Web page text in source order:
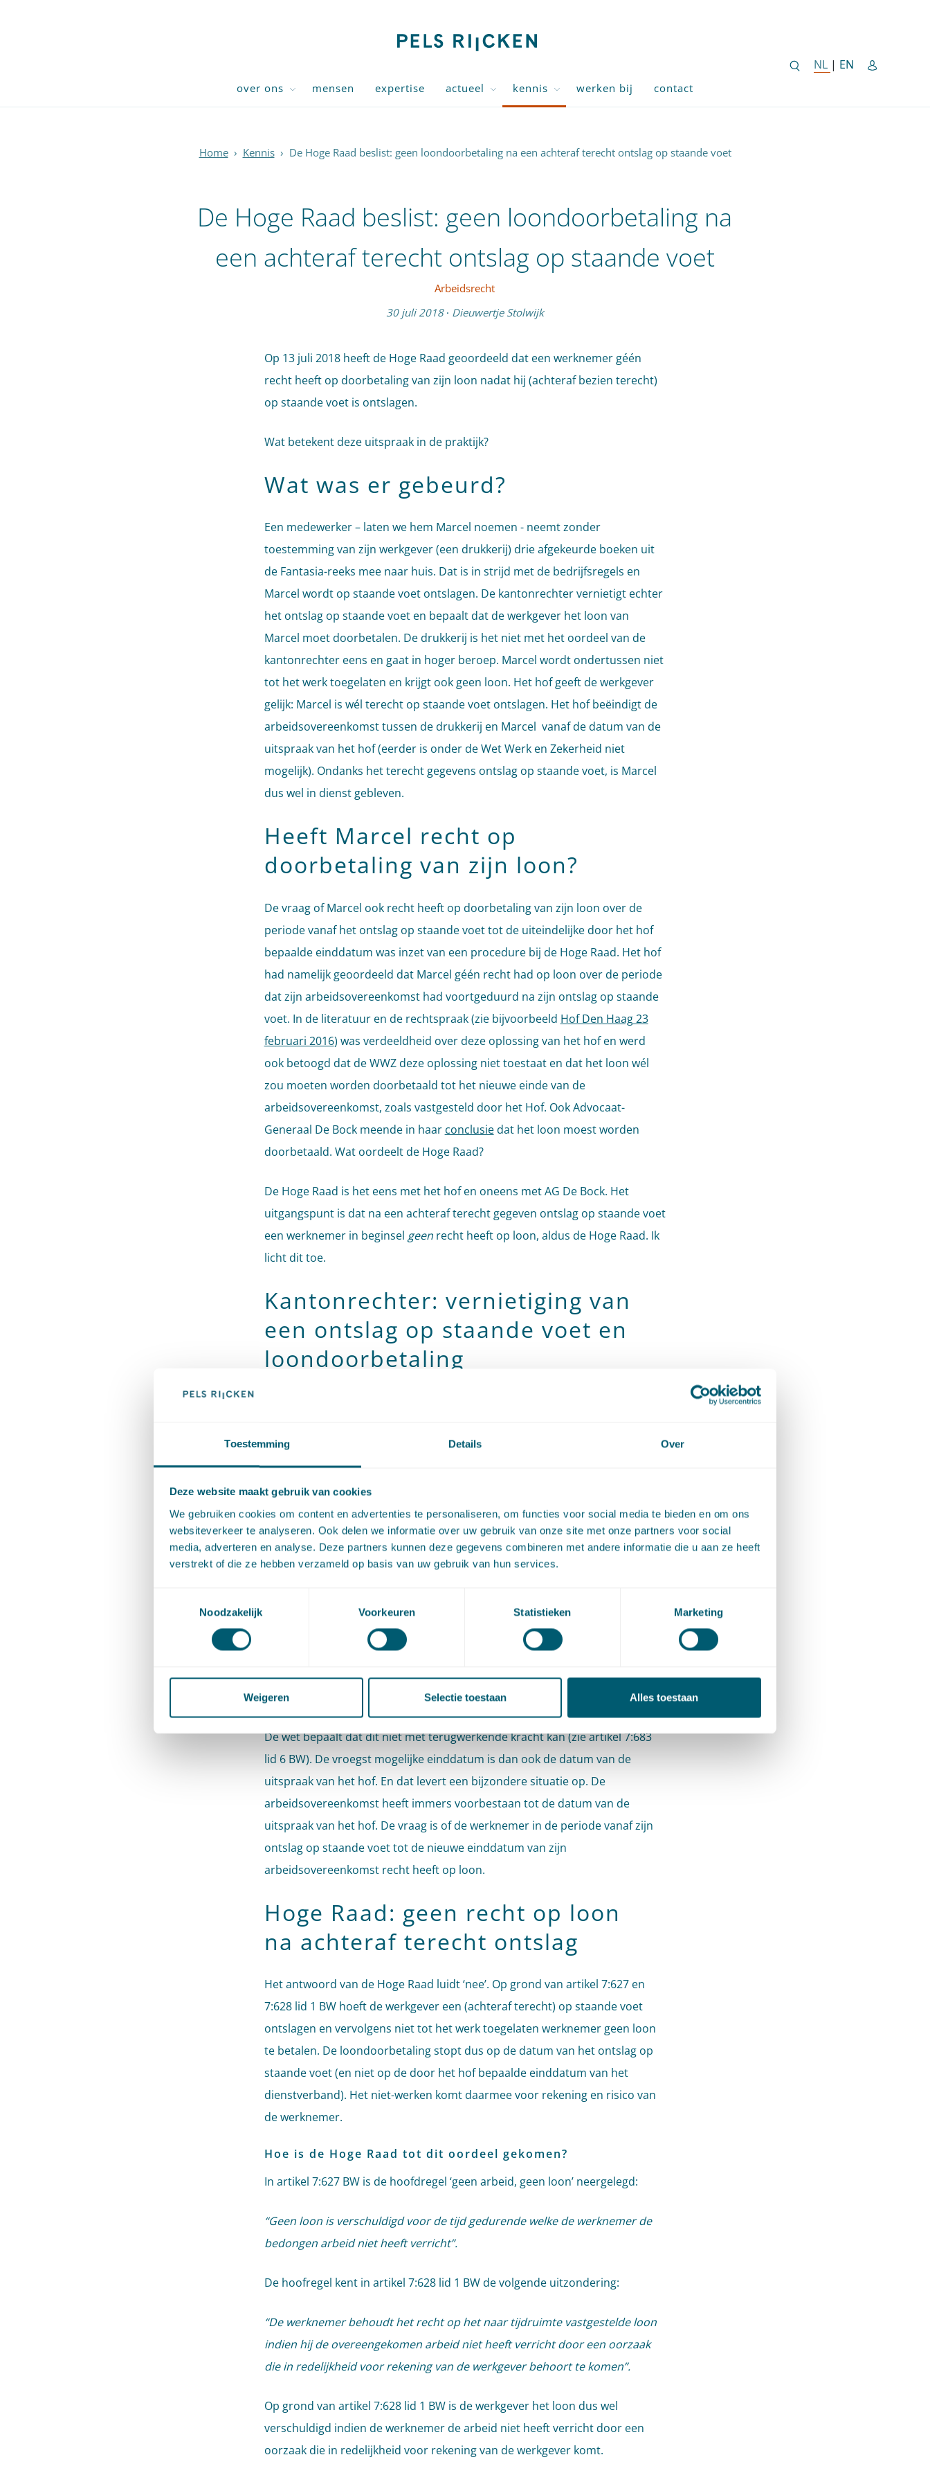
Toestemming Details Over
Deze website maakt gebruik van cookies
We gebruiken cookies om content en advertenties te personaliseren, om functies voor social media te bieden en om ons
websiteverkeer te analyseren. Ook delen we informatie over uw gebruik van onze site met onze partners voor social
media, adverteren en analyse. Deze partners kunnen deze gegevens combineren met andere informatie die u aan ze heeft
verstrekt of die ze hebben verzameld op basis van uw gebruik van hun services.
Noodzakelijk
Voorkeuren Statistieken Marketing
Weigeren Selectie toestaan Alles toestaan
NL NEDERLANDSE
| EN ENGLISH
over ons mensen expertise actueel kennis werken bij contact
Home › Kennis › De Hoge Raad beslist: geen loondoorbetaling na een achteraf terecht ontslag op staande voet
De Hoge Raad beslist: geen loondoorbetaling na
een achteraf terecht ontslag op staande voet
Arbeidsrecht
30 juli 2018 · Dieuwertje Stolwijk
Op 13 juli 2018 heeft de Hoge Raad geoordeeld dat een werknemer géén
recht heeft op doorbetaling van zijn loon nadat hij (achteraf bezien terecht)
op staande voet is ontslagen.
Wat betekent deze uitspraak in de praktijk?
Wat was er gebeurd?
Een medewerker – laten we hem Marcel noemen - neemt zonder
toestemming van zijn werkgever (een drukkerij) drie afgekeurde boeken uit
de Fantasia-reeks mee naar huis. Dat is in strijd met de bedrijfsregels en
Marcel wordt op staande voet ontslagen. De kantonrechter vernietigt echter
het ontslag op staande voet en bepaalt dat de werkgever het loon van
Marcel moet doorbetalen. De drukkerij is het niet met het oordeel van de
kantonrechter eens en gaat in hoger beroep. Marcel wordt ondertussen niet
tot het werk toegelaten en krijgt ook geen loon. Het hof geeft de werkgever
gelijk: Marcel is wél terecht op staande voet ontslagen. Het hof beëindigt de
arbeidsovereenkomst tussen de drukkerij en Marcel vanaf de datum van de
uitspraak van het hof (eerder is onder de Wet Werk en Zekerheid niet
mogelijk). Ondanks het terecht gegevens ontslag op staande voet, is Marcel
dus wel in dienst gebleven.
Heeft Marcel recht op
doorbetaling van zijn loon?
De vraag of Marcel ook recht heeft op doorbetaling van zijn loon over de
periode vanaf het ontslag op staande voet tot de uiteindelijke door het hof
bepaalde einddatum was inzet van een procedure bij de Hoge Raad. Het hof
had namelijk geoordeeld dat Marcel géén recht had op loon over de periode
dat zijn arbeidsovereenkomst had voortgeduurd na zijn ontslag op staande
voet. In de literatuur en de rechtspraak (zie bijvoorbeeld Hof Den Haag 23
februari 2016) was verdeeldheid over deze oplossing van het hof en werd
ook betoogd dat de WWZ deze oplossing niet toestaat en dat het loon wél
zou moeten worden doorbetaald tot het nieuwe einde van de
arbeidsovereenkomst, zoals vastgesteld door het Hof. Ook Advocaat-
Generaal De Bock meende in haar conclusiedat het loon moest worden
doorbetaald. Wat oordeelt de Hoge Raad?
De Hoge Raad is het eens met het hof en oneens met AG De Bock. Het
uitgangspunt is dat na een achteraf terecht gegeven ontslag op staande voet
een werknemer in beginsel geen recht heeft op loon, aldus de Hoge Raad. Ik
licht dit toe.
Kantonrechter: vernietiging van
een ontslag op staande voet en
loondoorbetaling
vernietigen. Indien de kantonrechter de werknemer gelijk geeft en het
ontslag vernietigt, kan de kantonrechter de werkgever ook opleggen dat de
werknemer weer moet worden toegelaten tot de werkzaamheden en met
terugwerkende kracht het loon van de werknemer moet doorbetalen.
Hof: terecht ontslag op staande
De kans is groot dat een werkgever zich niet bij het oordeel van de
kantonrechter neerlegt en in hoger beroep gaat. In hoger beroep kan het
voor ontslag op staande voet. Het ontslag is dus terecht gegeven en het hof
zal alsnog moeten bepalen wanneer de arbeidsovereenkomst is geëindigd.
De wet bepaalt dat dit niet met terugwerkende kracht kan (zie artikel 7:683
lid 6 BW). De vroegst mogelijke einddatum is dan ook de datum van de
uitspraak van het hof. En dat levert een bijzondere situatie op. De
arbeidsovereenkomst heeft immers voorbestaan tot de datum van de
uitspraak van het hof. De vraag is of de werknemer in de periode vanaf zijn
ontslag op staande voet tot de nieuwe einddatum van zijn
arbeidsovereenkomst recht heeft op loon.
Hoge Raad: geen recht op loon
na achteraf terecht ontslag
Het antwoord van de Hoge Raad luidt ‘nee’. Op grond van artikel 7:627 en
7:628 lid 1 BW hoeft de werkgever een (achteraf terecht) op staande voet
ontslagen en vervolgens niet tot het werk toegelaten werknemer geen loon
te betalen. De loondoorbetaling stopt dus op de datum van het ontslag op
staande voet (en niet op de door het hof bepaalde einddatum van het
dienstverband). Het niet-werken komt daarmee voor rekening en risico van
de werknemer.
Hoe is de Hoge Raad tot dit oordeel gekomen?
In artikel 7:627 BW is de hoofdregel ‘geen arbeid, geen loon’ neergelegd:
“Geen loon is verschuldigd voor de tijd gedurende welke de werknemer de
bedongen arbeid niet heeft verricht”.
De hoofregel kent in artikel 7:628 lid 1 BW de volgende uitzondering:
“De werknemer behoudt het recht op het naar tijdruimte vastgestelde loon
indien hij de overeengekomen arbeid niet heeft verricht door een oorzaak
die in redelijkheid voor rekening van de werkgever behoort te komen”.
Op grond van artikel 7:628 lid 1 BW is de werkgever het loon dus wel
verschuldigd indien de werknemer de arbeid niet heeft verricht door een
oorzaak die in redelijkheid voor rekening van de werkgever komt.